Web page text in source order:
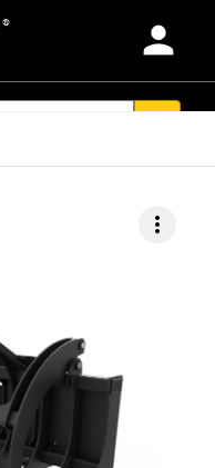
person
more_vert